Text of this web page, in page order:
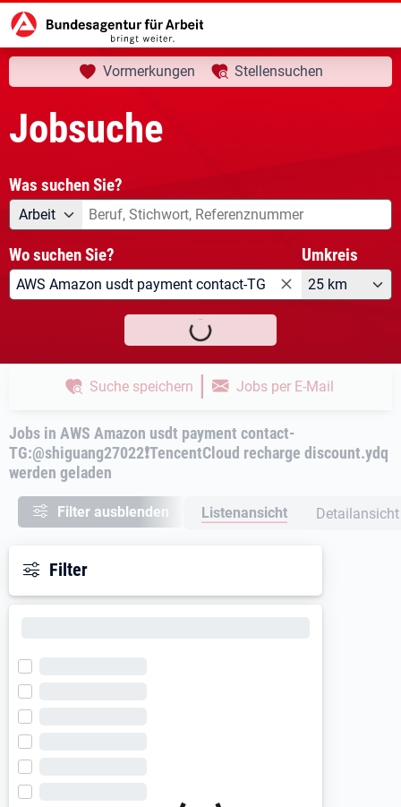
Startseite Jobsuche aktuelle Seite:
Ihre Suche
Vormerkungen Stellensuchen
Jobsuche
Was suchen Sie?
Angebotsart
Arbeit Was suchen Sie?
Wo suchen Sie? Umkreis
25 km
Stellen finden
Jobs in AWS Amazon usdt payment contact-
TG:@shiguang27022❗️TencentCloud recharge discount.ydq
werden geladen
Suche speichern | Jobs per E-Mail
Filter ausblenden Listenansicht Detailansicht
Filter